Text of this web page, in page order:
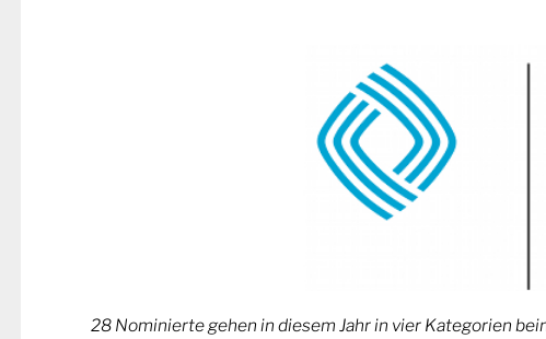
28 Nominierte gehen in diesem Jahr in vier Kategorien